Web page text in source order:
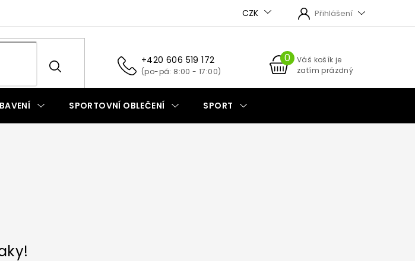
CZK Přihlášení
+420 606 519 172
NÁKUPNÍ
KOŠÍK
Váš košík je
zatím prázdný
SPORTOVNÍ OBLEČENÍ SPORT